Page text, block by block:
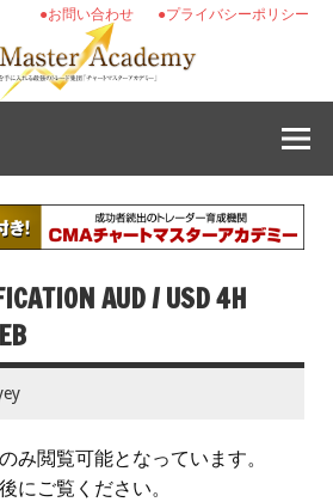
●プライバシーポリシー
●お問い合わせ
AUD / USD 4H
み閲覧可能となっています。
にご覧ください。